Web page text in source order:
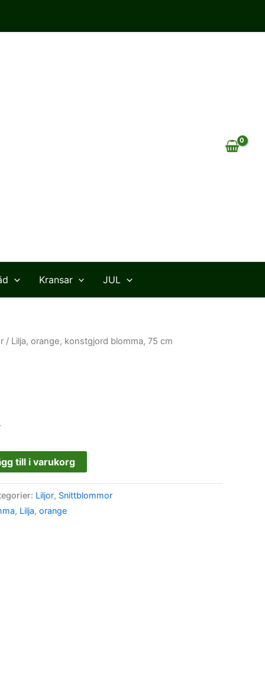
Kransar JUL
/ Lilja, orange, konstgjord blomma, 75 cm
till i varukorg
Liljor, Snittblommor
, Lilja, orange